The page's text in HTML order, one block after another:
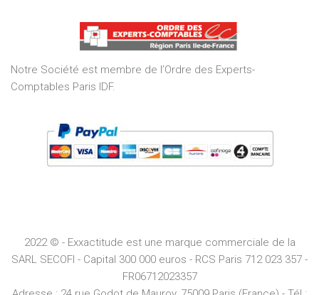
of
5
Notre Société est membre de l’Ordre des Experts-
Comptables Paris IDF.
2022 © - Exxactitude est une marque commerciale de la
SARL SECOFI - Capital 300 000 euros - RCS Paris 712 023 357 -
FR06712023357